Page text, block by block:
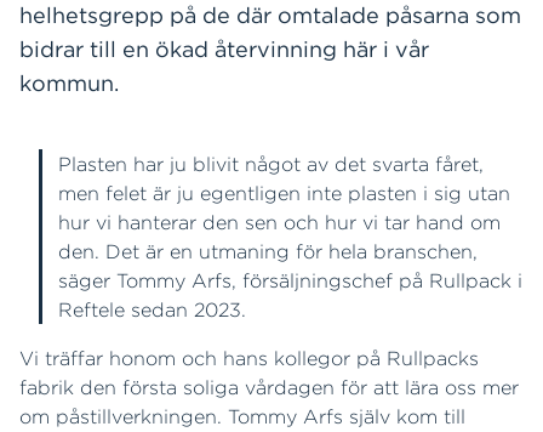
helhetsgrepp på de där omtalade påsarna som
bidrar till en ökad återvinning här i vår
kommun.
Plasten har ju blivit något av det svarta fåret,
men felet är ju egentligen inte plasten i sig utan
hur vi hanterar den sen och hur vi tar hand om
den. Det är en utmaning för hela branschen,
säger Tommy Arfs, försäljningschef på Rullpack i
Reftele sedan 2023.
Vi träffar honom och hans kollegor på Rullpacks
fabrik den första soliga vårdagen för att lära oss mer
om påstillverkningen. Tommy Arfs själv kom till